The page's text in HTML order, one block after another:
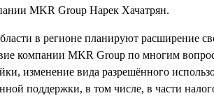
MKR Group Нарек Хачатрян.
в регионе планируют расширение
компании MKR Group по многим
изменение вида разрешённого
поддержки, в том числе, в части